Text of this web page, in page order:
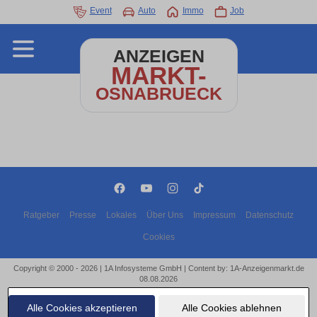
Alle Cookies akzeptieren Alle Cookies ablehnen
Event Auto Immo Job
ANZEIGEN
MARKT-
OSNABRUECK
Ratgeber Presse Lokales Über Uns Impressum Datenschutz
Cookies
Copyright © 2000 - 2026 | 1A Infosysteme GmbH | Content by: 1A-Anzeigenmarkt.de
08.08.2026